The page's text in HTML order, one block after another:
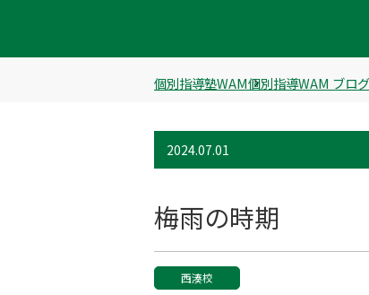
個別指導塾WAM個別指導WAM ブログ
2024.07.01
梅雨の時期
西湊校